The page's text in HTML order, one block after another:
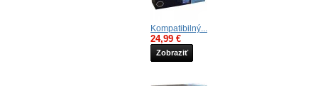
Kompatibilný...
24,99 €
Zobraziť